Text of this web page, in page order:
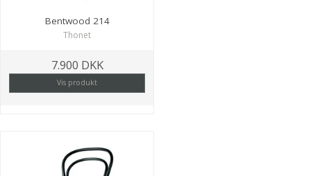
Bentwood 214
Thonet
7.900 DKK
Vis produkt